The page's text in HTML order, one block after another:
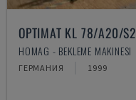
OPTIMAT KL 78/A20/S2
HOMAG - BEKLEME MAKINESI
ГЕРМАНИЯ 1999